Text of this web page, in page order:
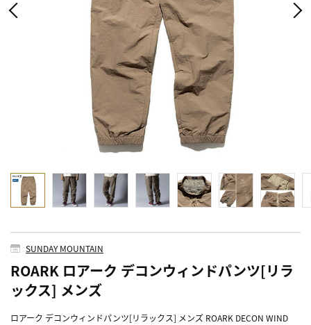
SUNDAY MOUNTAIN
ROARK ロアーク デコンウィンドパンツ[リラ
ックス] メンズ
ロアーク デコンウィンドパンツ[リラックス] メンズ ROARK DECON WIND